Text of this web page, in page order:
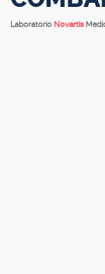
Laboratorio Novartis